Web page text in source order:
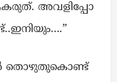
അവളിപ്പോ
തൊഴുതുകൊണ്ട്